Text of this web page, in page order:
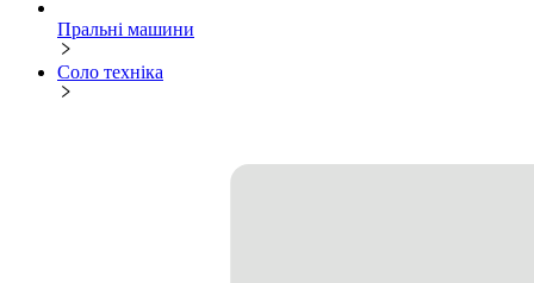
Пральні машини
Соло техніка